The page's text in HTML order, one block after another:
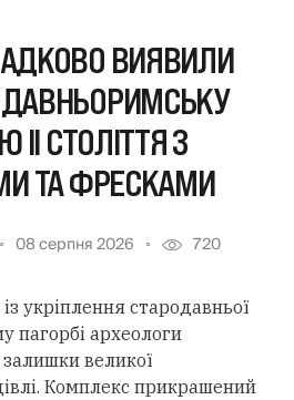
ВИЯВИЛИ
II СТОЛІТТЯ З
ТА ФРЕСКАМИ
08 серпня 2026 720
укріплення стародавньої
пагорбі археологи
великої
Комплекс прикрашений